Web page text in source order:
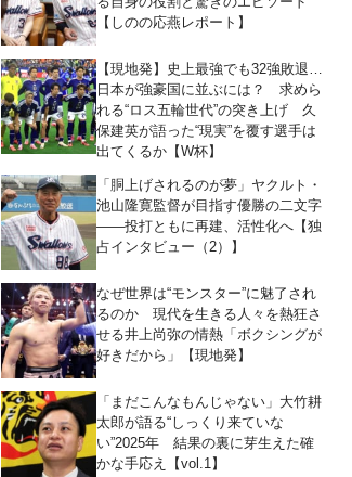
【しのの応燕レポート】
【現地発】史上最強でも32強敗退…
日本が強豪国に並ぶには？ 求めら
れる“ロス五輪世代”の突き上げ 久
保建英が語った“現実”を覆す選手は
出てくるか【W杯】
「胴上げされるのが夢」ヤクルト・
池山隆寛監督が目指す優勝の二文字
――投打ともに再建、活性化へ【独
占インタビュー（2）】
なぜ世界は“モンスター”に魅了され
るのか 現代を生きる人々を熱狂さ
せる井上尚弥の情熱「ボクシングが
好きだから」【現地発】
「まだこんなもんじゃない」大竹耕
太郎が語る“しっくり来ていな
い”2025年 結果の裏に芽生えた確
かな手応え【vol.1】